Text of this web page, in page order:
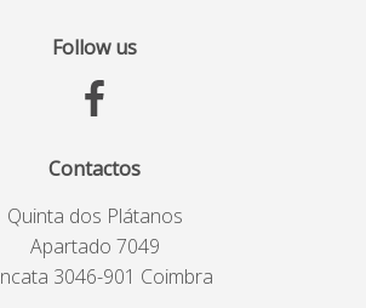
Follow us
Contactos
Quinta dos Plátanos
Apartado 7049
3046-901 Coimbra